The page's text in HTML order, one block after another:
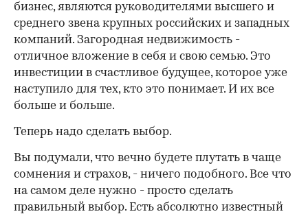
бизнес, являются руководителями высшего и
среднего звена крупных российских и западных
компаний. Загородная недвижимость -
отличное вложение в себя и свою семью. Это
инвестиции в счастливое будущее, которое уже
наступило для тех, кто это понимает. И их все
больше и больше.
Теперь надо сделать выбор.
Вы подумали, что вечно будете плутать в чаще
сомнения и страхов, - ничего подобного. Все что
на самом деле нужно - просто сделать
правильный выбор. Есть абсолютно известный